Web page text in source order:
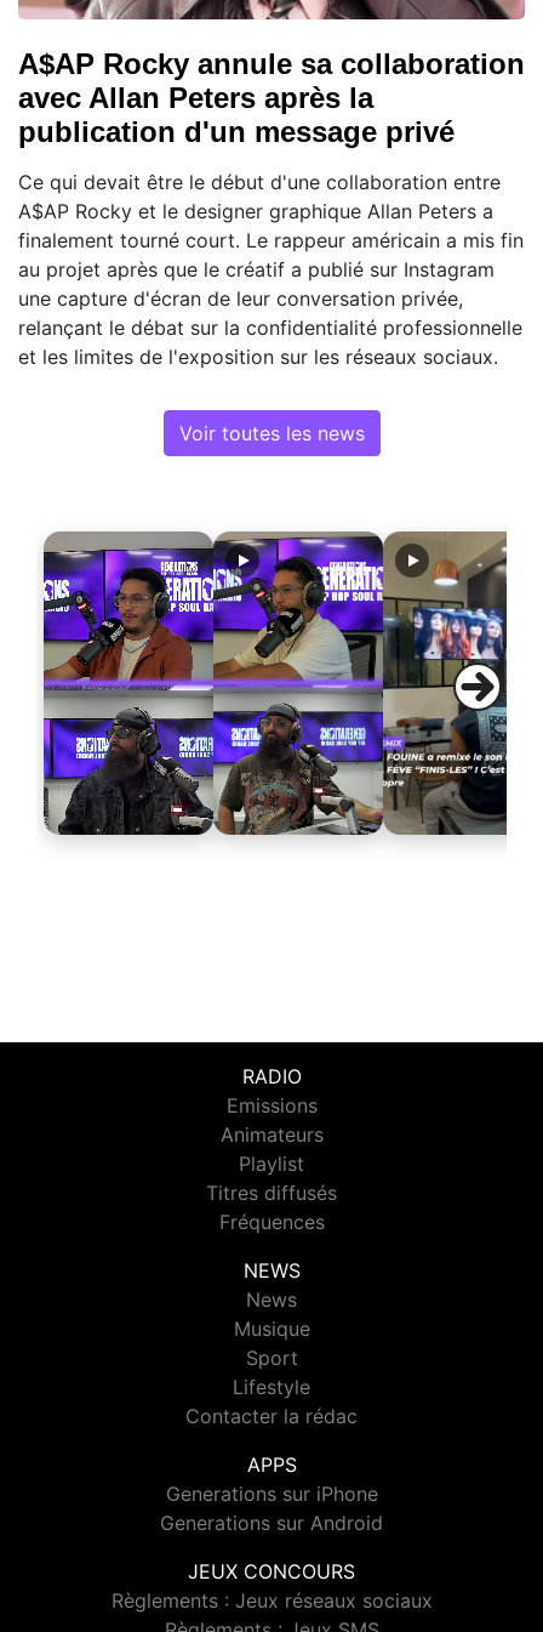
A$AP Rocky annule sa collaboration
avec Allan Peters après la
publication d'un message privé
Ce qui devait être le début d'une collaboration entre
A$AP Rocky et le designer graphique Allan Peters a
finalement tourné court. Le rappeur américain a mis fin
au projet après que le créatif a publié sur Instagram
une capture d'écran de leur conversation privée,
relançant le débat sur la confidentialité professionnelle
et les limites de l'exposition sur les réseaux sociaux.
Voir toutes les news
RADIO
Emissions
Animateurs
Playlist
Titres diffusés
Fréquences
NEWS
News
Musique
Sport
Lifestyle
Contacter la rédac
APPS
Generations sur iPhone
Generations sur Android
JEUX CONCOURS
Règlements : Jeux réseaux sociaux